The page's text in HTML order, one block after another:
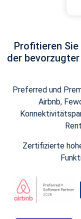
Profitieren Sie
der
Preferred und
Airbnb,
Zertifizierte